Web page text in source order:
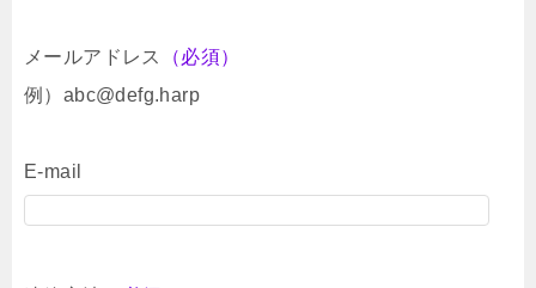
メールアドレス
（必須）
例）abc@defg.harp
E-mail